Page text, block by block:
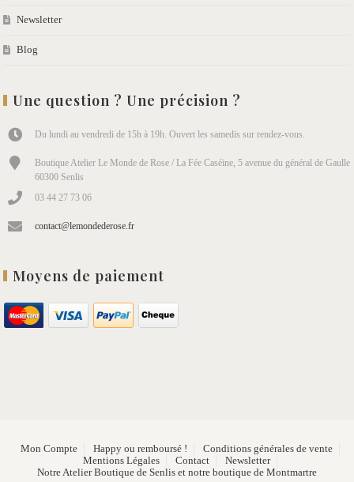
Newsletter
Blog
Une question ? Une précision ?
Du lundi au vendredi de 15h à 19h. Ouvert les samedis sur rendez-vous.
Boutique Atelier Le Monde de Rose / La Fée Caséine, 5 avenue du général de Gaulle
60300 Senlis
03 44 27 73 06
contact@lemondederose.fr
Moyens de paiement
Mon Compte Happy ou remboursé !
Conditions générales de vente
Mentions Légales
Contact
Newsletter
Notre Atelier Boutique de Senlis et notre boutique de Montmartre